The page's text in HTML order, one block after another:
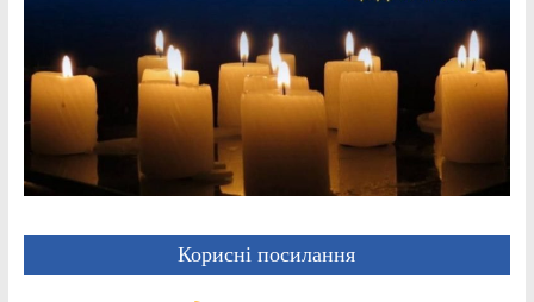
Корисні посилання